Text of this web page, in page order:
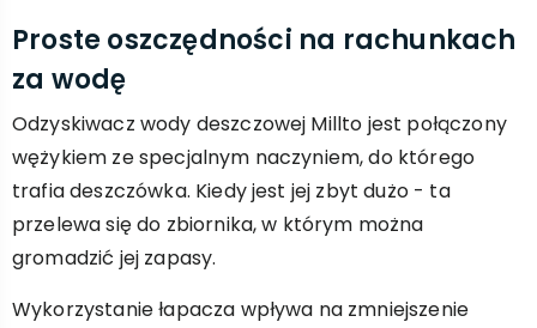
Proste oszczędności na rachunkach
za wodę
Odzyskiwacz wody deszczowej Millto jest połączony
wężykiem ze specjalnym naczyniem, do którego
trafia deszczówka. Kiedy jest jej zbyt dużo - ta
przelewa się do zbiornika, w którym można
gromadzić jej zapasy.
Wykorzystanie łapacza wpływa na zmniejszenie